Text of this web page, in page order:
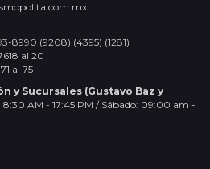
8990 (9208) (4395) (1281)
al 20
al 75
y Sucursales (Gustavo Baz y
8:30 AM - 17:45 PM / Sábado: 09:00 am -